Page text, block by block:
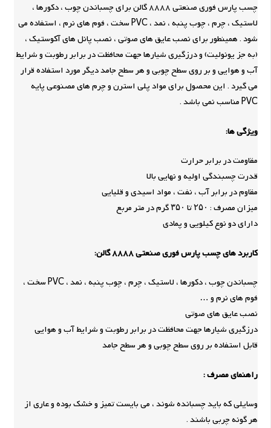
چسب پارس فوری صنعتی 8888 گالن برای چسباندن چوب ، دکورها ،
لاستیک ، چرم ، چوب پنبه ، نمد ، PVC سخت ، فوم های نرم ، استفاده می
شود . همینطور برای نصب عایق های صوتی ، نصب پانل های آکوستیک ،
(به جز یونولیت) و درزگیری شیارها جهت محافظت در برابر رطوبت و شرایط
آب و هوایی و بر روی سطح چوبی و هر سطح جامد دیگر مورد استفاده قرار
می گیرد . این محصول برای مواد پلی استرن و چرم های مصنوعی پایه
PVC مناسب نمی باشد .
ویژگی ها:
مقاومت در برابر حرارت
قدرت چسبندگی اولیه و نهایی بالا
مقاوم در برابر آب ، نفت ، مواد اسیدی و قلیایی
میزان مصرف : ۲۵۰ تا ۳۵۰ گرم در متر مربع
دارای دو نوع کیلویی و پمادی
کاربرد های چسب پارس فوری صنعتی 8888 گالن:
چسباندن چوب ، دکورها ، لاستیک ، چرم ، چوب پنبه ، نمد ، PVC سخت ،
فوم های نرم و …
نصب عایق های صوتی
درزگیری شیارها جهت محافظت در برابر رطوبت و شرایط آب و هوایی
قابل استفاده بر روی سطح چوبی و هر سطح جامد
راهنمای مصرف :
وسایلی که باید چسبانده شوند ، می بایست تمیز و خشک بوده و عاری از
هر گونه چربی باشند .